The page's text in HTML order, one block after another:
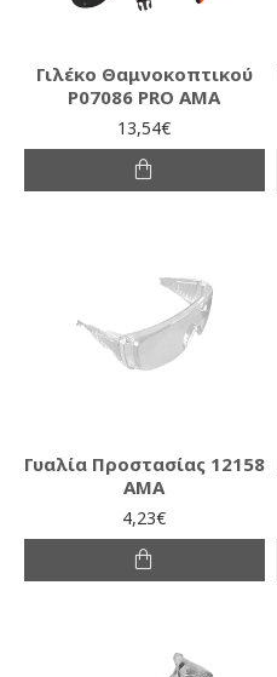
Γιλέκο Θαμνοκοπτικού
P07086 PRO AMA
13,54€
Γυαλία Προστασίας 12158
AMA
4,23€